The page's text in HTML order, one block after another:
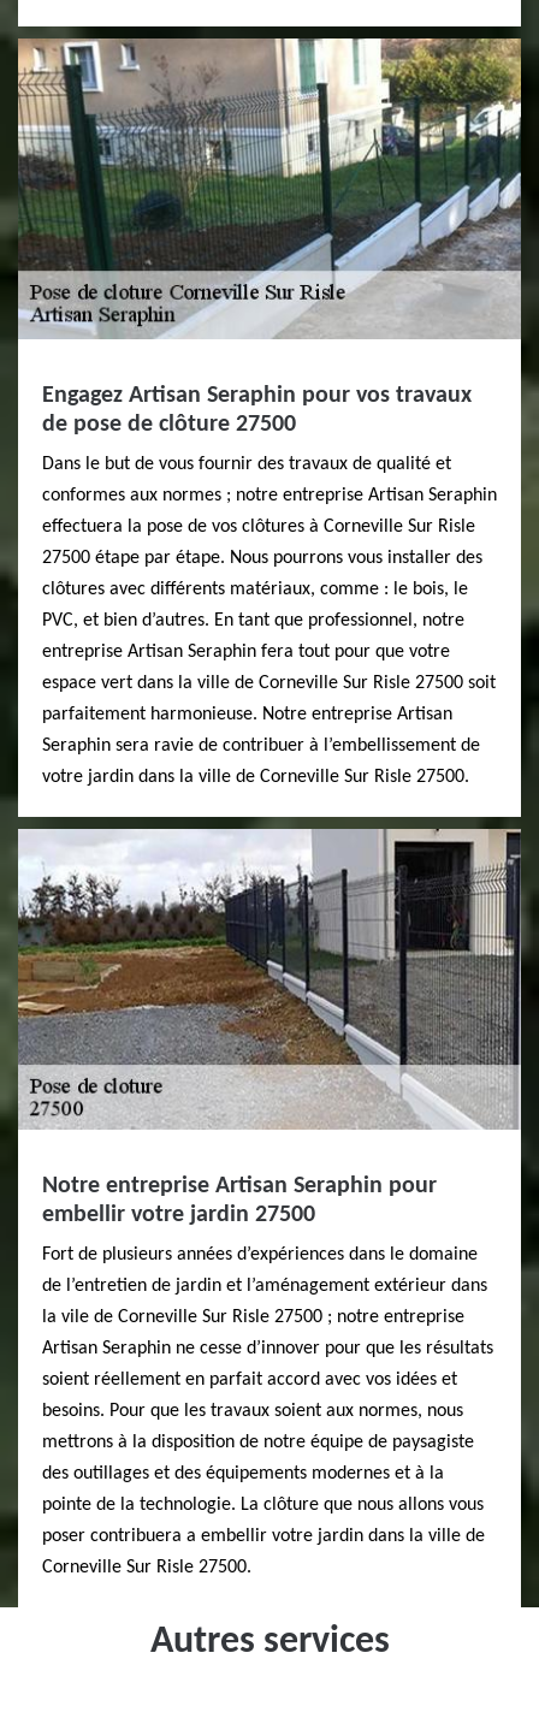
Engagez Artisan Seraphin pour vos travaux
de pose de clôture 27500
Dans le but de vous fournir des travaux de qualité et
conformes aux normes ; notre entreprise Artisan Seraphin
effectuera la pose de vos clôtures à Corneville Sur Risle
27500 étape par étape. Nous pourrons vous installer des
clôtures avec différents matériaux, comme : le bois, le
PVC, et bien d’autres. En tant que professionnel, notre
entreprise Artisan Seraphin fera tout pour que votre
espace vert dans la ville de Corneville Sur Risle 27500 soit
parfaitement harmonieuse. Notre entreprise Artisan
Seraphin sera ravie de contribuer à l’embellissement de
votre jardin dans la ville de Corneville Sur Risle 27500.
Notre entreprise Artisan Seraphin pour
embellir votre jardin 27500
Fort de plusieurs années d’expériences dans le domaine
de l’entretien de jardin et l’aménagement extérieur dans
la vile de Corneville Sur Risle 27500 ; notre entreprise
Artisan Seraphin ne cesse d’innover pour que les résultats
soient réellement en parfait accord avec vos idées et
besoins. Pour que les travaux soient aux normes, nous
mettrons à la disposition de notre équipe de paysagiste
des outillages et des équipements modernes et à la
pointe de la technologie. La clôture que nous allons vous
poser contribuera a embellir votre jardin dans la ville de
Corneville Sur Risle 27500.
Autres services